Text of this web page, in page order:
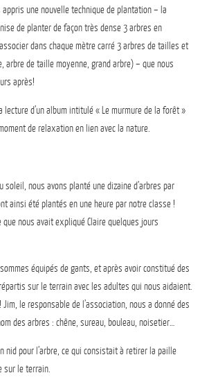
une nouvelle technique de plantation – la
de planter de façon très dense 3 arbres en
dans chaque mètre carré 3 arbres de tailles et
arbre de taille moyenne, grand arbre) – que nous
après!
d’un album intitulé « Le murmure de la forêt »
de relaxation en lien avec la nature.
soleil, nous avons planté une dizaine d’arbres par
ainsi été plantés en une heure par notre classe !
que nous avait expliqué Claire quelques jours
équipés de gants, et après avoir constitué des
sur le terrain avec les adultes qui nous aidaient.
le responsable de l’association, nous a donné des
des arbres : chêne, sureau, bouleau, noisetier…
nid pour l’arbre, ce qui consistait à retirer la paille
sur le terrain.